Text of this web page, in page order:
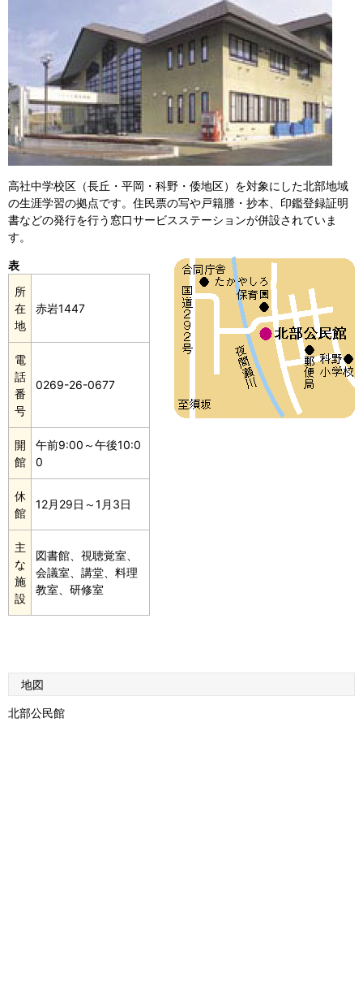
高社中学校区（長丘・平岡・科野・倭地区）を対象にした北部地域
の生涯学習の拠点です。住民票の写や戸籍謄・抄本、印鑑登録証明
書などの発行を行う窓口サービスステーションが併設されていま
す。
表
所
在
地
赤岩1447
電
話
番
号
0269-26-0677
開
館
午前9:00～午後10:0
0
休
館
12月29日～1月3日
主
な
施
設
図書館、視聴覚室、
会議室、講堂、料理
教室、研修室
地図
北部公民館